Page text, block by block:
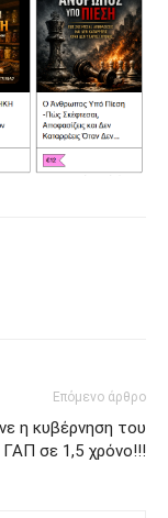
Επόμενο άρθρο
η κυβέρνηση του
ΓΑΠ σε 1,5 χρόνο!!!